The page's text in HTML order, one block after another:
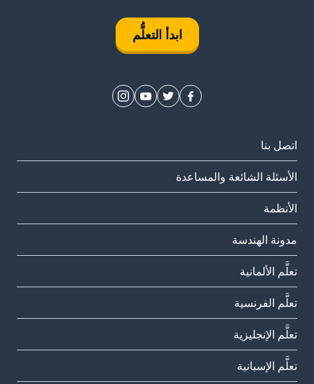
ابدأ التعلُّم
اتصل بنا
الأسئلة الشائعة والمساعدة
الأنظمة
مدونة الهندسة
تعلَّم الألمانية
تعلَّم الفرنسية
تعلَّم الإنجليزية
تعلَّم الإسبانية